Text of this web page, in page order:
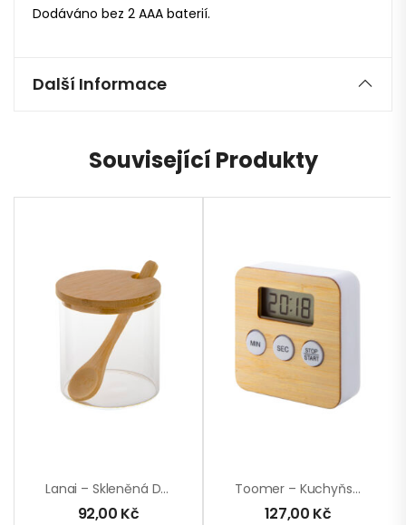
Dodáváno bez 2 AAA baterií.
Další Informace
Související Produkty
Lanai – Skleněná Dóza Na Koření
92,00 Kč
Toomer – Kuchyňská Minutka
127,00 Kč